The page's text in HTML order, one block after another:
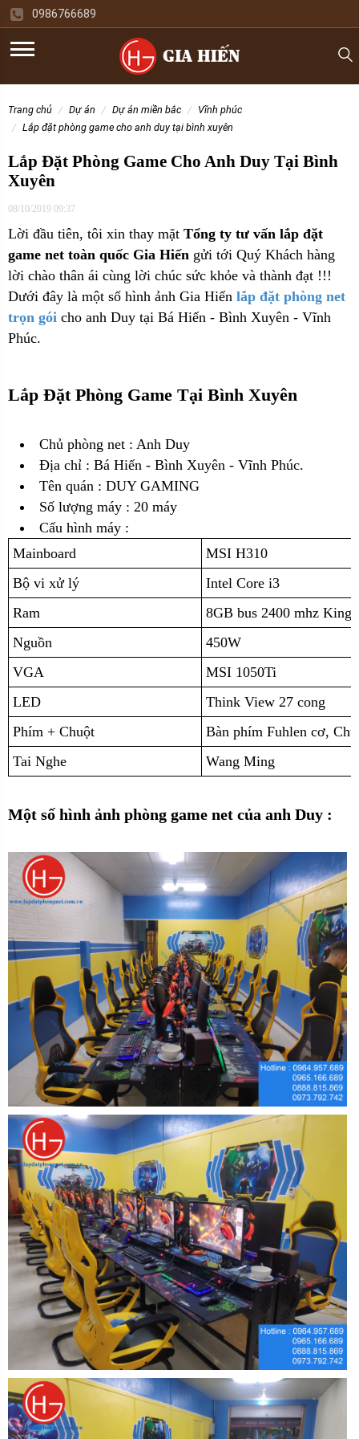
0986766689
trang chủ dự án dự án miền bắc
vĩnh phúc
lắp đặt phòng game cho anh duy tại bình xuyên
Lắp Đặt Phòng Game Cho Anh Duy Tại Bình
Xuyên
08/10/2019 09:37
Lời đầu tiên, tôi xin thay mặt Tổng ty tư vấn lắp đặt
game net toàn quốc Gia Hiến gửi tới Quý Khách hàng
lời chào thân ái cùng lời chúc sức khỏe và thành đạt !!!
Dưới đây là một số hình ảnh Gia Hiến lắp đặt phòng net
trọn gói cho anh Duy tại Bá Hiến - Bình Xuyên - Vĩnh
Phúc.
Lắp Đặt Phòng Game Tại Bình Xuyên
Chủ phòng net : Anh Duy
Địa chỉ : Bá Hiến - Bình Xuyên - Vĩnh Phúc.
Tên quán : DUY GAMING
Số lượng máy : 20 máy
Cấu hình máy :
Mainboard
MSI H310
Bộ vi xử lý
Intel Core i3
Ram
8GB bus 2400 mhz
Nguồn
450W
VGA
MSI 1050Ti
LED
Think View 27 cong
Phím + Chuột
Bàn phím Fuhlen cơ,
Tai Nghe
Wang Ming
Một số hình ảnh phòng game net của anh Duy :